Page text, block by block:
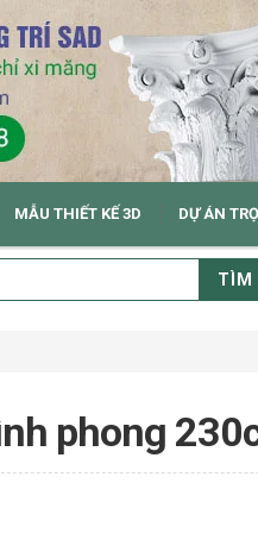
MẪU THIẾT KẾ 3D DỰ ÁN
TÌM
phong